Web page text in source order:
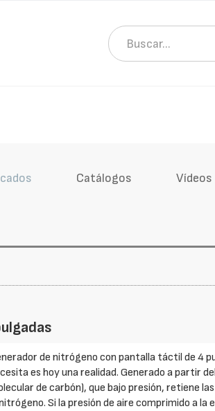
Catálogos Vídeos
de nitrógeno con pantalla táctil de 4
es hoy una realidad. Generado a partir
de carbón), que bajo presión, retiene
Si la presión de aire comprimido a la